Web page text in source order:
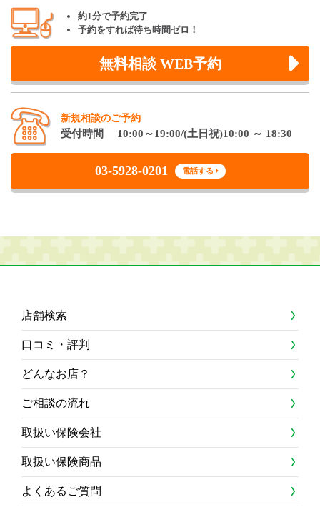
約1分で予約完了
予約をすれば待ち時間ゼロ！
無料相談 WEB予約
新規相談のご予約
受付時間 10:00～19:00/(土日祝)10:00 ～ 18:30
03-5928-0201 電話する
店舗検索
口コミ・評判
どんなお店？
ご相談の流れ
取扱い保険会社
取扱い保険商品
よくあるご質問